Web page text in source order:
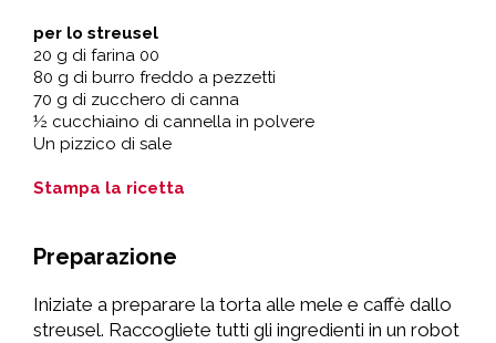
per lo streusel
20 g di farina 00
80 g di burro freddo a pezzetti
70 g di zucchero di canna
½ cucchiaino di cannella in polvere
Un pizzico di sale
Stampa la ricetta
Preparazione
Iniziate a preparare la torta alle mele e caffè dallo
streusel. Raccogliete tutti gli ingredienti in un robot